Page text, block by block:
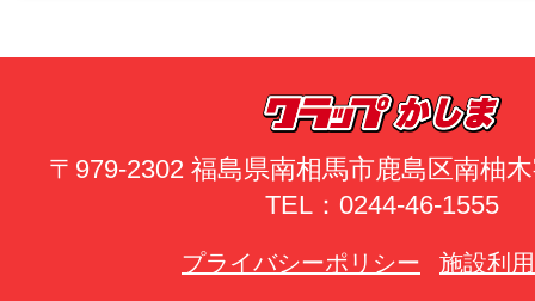
〒979-2302 福島県南相馬市鹿島区南柚
TEL：0244-46-1555
プライバシーポリシー 施設利